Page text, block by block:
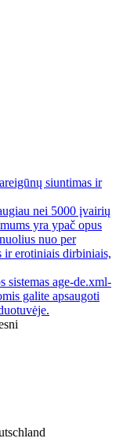
siuntimas ir
nei 5000 įvairių
yra ypač opus
nuo per
ir erotiniais dirbiniais,
sistemas age-de.xml-
galite apsaugoti